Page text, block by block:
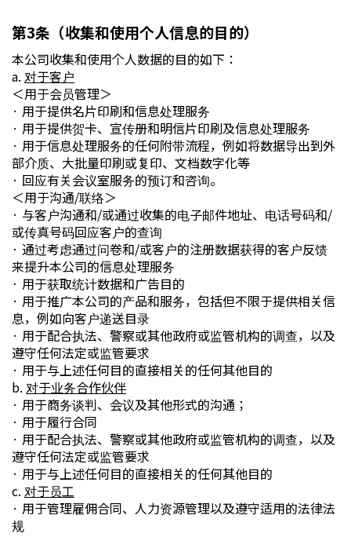
第3条（收集和使用个人信息的目的）
本公司收集和使用个人数据的目的如下：
a. 对于客户
＜用于会员管理＞
· 用于提供名片印刷和信息处理服务
· 用于提供贺卡、宣传册和明信片印刷及信息处理服务
· 用于信息处理服务的任何附带流程，例如将数据导出到外
部介质、大批量印刷或复印、文档数字化等
· 回应有关会议室服务的预订和咨询。
＜用于沟通/联络＞
· 与客户沟通和/或通过收集的电子邮件地址、电话号码和/
或传真号码回应客户的查询
· 通过考虑通过问卷和/或客户的注册数据获得的客户反馈
来提升本公司的信息处理服务
· 用于获取统计数据和广告目的
· 用于推广本公司的产品和服务，包括但不限于提供相关信
息，例如向客户递送目录
· 用于配合执法、警察或其他政府或监管机构的调查，以及
遵守任何法定或监管要求
· 用于与上述任何目的直接相关的任何其他目的
b. 对于业务合作伙伴
· 用于商务谈判、会议及其他形式的沟通；
· 用于履行合同
· 用于配合执法、警察或其他政府或监管机构的调查，以及
遵守任何法定或监管要求
· 用于与上述任何目的直接相关的任何其他目的
c. 对于员工
· 用于管理雇佣合同、人力资源管理以及遵守适用的法律法
规